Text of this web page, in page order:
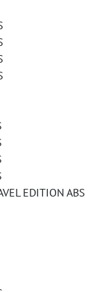
EDITION ABS